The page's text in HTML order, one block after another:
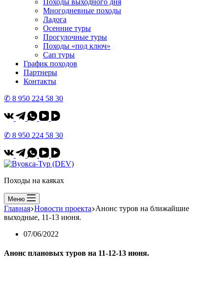
Походы выходного дня
Многодневные походы
Ладога
Осенние туры
Прогулочные туры
Походы «под ключ»
Сап туры
График походов
Партнеры
Контакты
✆ 8 950 224 58 30
✆ 8 950 224 58 30
Походы на каяках
Меню
Главная Новости проекта Анонс туров на ближайшие
выходные, 11-13 июня.
07/06/2022
Анонс плановых туров на 11-12-13 июня.